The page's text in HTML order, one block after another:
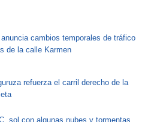
cambios temporales de tráfico
de la calle Karmen
refuerza el carril derecho de la
sol con algunas nubes y tormentas